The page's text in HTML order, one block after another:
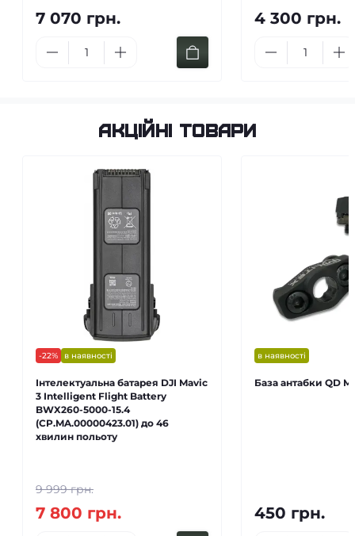
7 070 грн. 4 300 грн.
Акційні товари
-22% в наявності
Інтелектуальна батарея DJI Mavic
3 Intelligent Flight Battery
BWX260-5000-15.4
(CP.MA.00000423.01) до 46
хвилин польоту
9 999 грн.
7 800 грн.
в наявності
База антабки QD
450 грн.